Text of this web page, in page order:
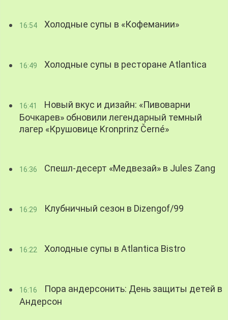
16:54 Холодные супы в «Кофемании»
16:49 Холодные супы в ресторане Atlantica
16:41
Новый вкус и дизайн: «Пивоварни
Бочкарев» обновили легендарный темный
лагер «Крушовице Kronprinz Černé»
16:36 Спешл-десерт «Медвезай» в Jules Zang
16:29 Клубничный сезон в Dizengof/99
16:22 Холодные супы в Atlantica Bistro
16:16
Пора андерсонить: День защиты детей в
Андерсон